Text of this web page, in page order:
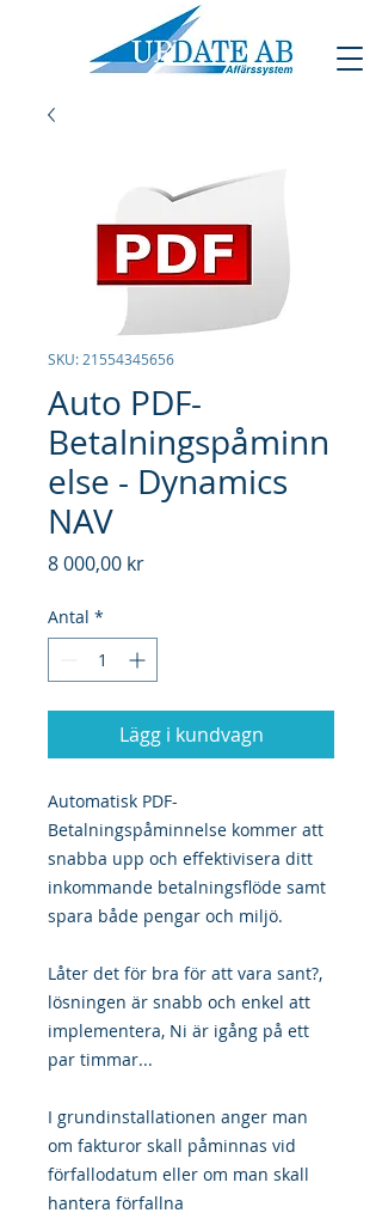
SKU: 21554345656
Auto PDF-
Betalningspåminn
else - Dynamics
NAV
8 000,00 krPris
Antal *
Lägg i kundvagn
Automatisk PDF-
Betalningspåminnelse kommer att
snabba upp och effektivisera ditt
inkommande betalningsflöde samt
spara både pengar och miljö.
Låter det för bra för att vara sant?,
lösningen är snabb och enkel att
implementera, Ni är igång på ett
par timmar...
I grundinstallationen anger man
om fakturor skall påminnas vid
förfallodatum eller om man skall
hantera förfallna